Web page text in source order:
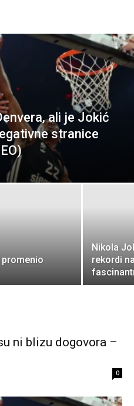
ali je Jokić
stranice
promenio
Nikola
rekordi
ni blizu dogovora –
0